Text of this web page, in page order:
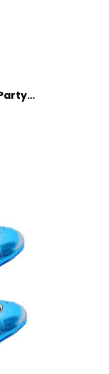
HOOTNEE 2 Stück Lustige Partybrille Herzförmige Candy form Dekorationsbrillen in Rot Weiß für Erwachsene Foto Requisiten und Partyzubehör